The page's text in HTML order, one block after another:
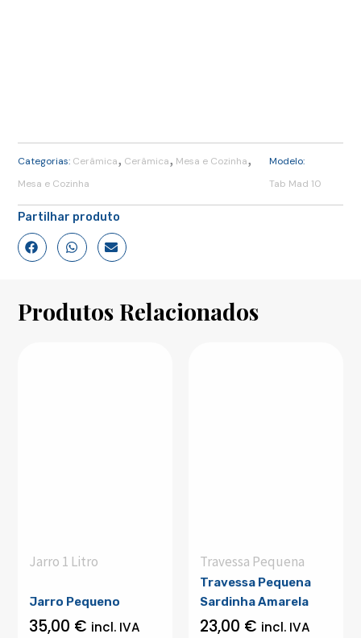
Categorias: Cerâmica, Cerâmica, Mesa e Cozinha,
Mesa e Cozinha
Modelo:
Tab Mad 10
Partilhar produto
Produtos Relacionados
Jarro 1 Litro
Jarro Pequeno
35,00 € incl. IVA
Travessa Pequena
Travessa Pequena
Sardinha Amarela
23,00 € incl. IVA